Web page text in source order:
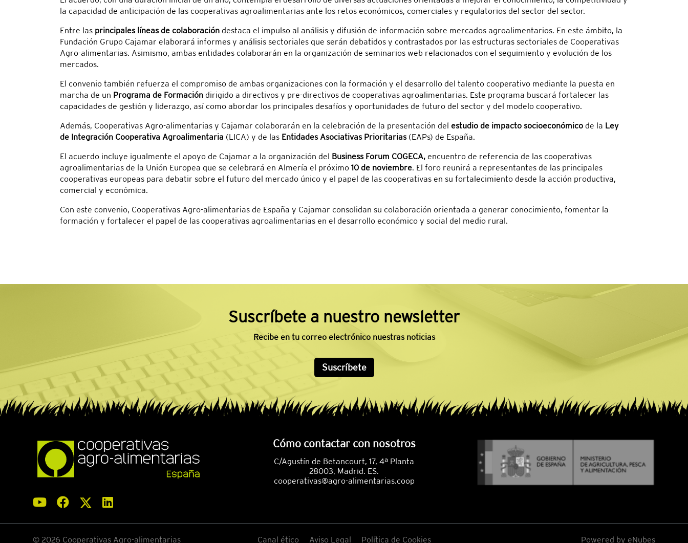
la capacidad de anticipación de las cooperativas agroalimentarias ante los retos económicos, comerciales y regulatorios del sector del sector.
Entre las principales líneas de colaboración destaca el impulso al análisis y difusión de información sobre mercados agroalimentarios. En este ámbito, la
Fundación Grupo Cajamar elaborará informes y análisis sectoriales que serán debatidos y contrastados por las estructuras sectoriales de Cooperativas
Agro-alimentarias. Asimismo, ambas entidades colaborarán en la organización de seminarios web relacionados con el seguimiento y evolución de los
mercados.
El convenio también refuerza el compromiso de ambas organizaciones con la formación y el desarrollo del talento cooperativo mediante la puesta en
marcha de un Programa de Formación dirigido a directivos y pre-directivos de cooperativas agroalimentarias. Este programa buscará fortalecer las
capacidades de gestión y liderazgo, así como abordar los principales desafíos y oportunidades de futuro del sector y del modelo cooperativo.
Además, Cooperativas Agro-alimentarias y Cajamar colaborarán en la celebración de la presentación del estudio de impacto socioeconómico de la Ley
de Integración Cooperativa Agroalimentaria (LICA) y de las Entidades Asociativas Prioritarias(EAPs) de España.
El acuerdo incluye igualmente el apoyo de Cajamar a la organización del Business Forum COGECA, encuentro de referencia de las cooperativas
agroalimentarias de la Unión Europea que se celebrará en Almería el próximo 10 de noviembre. El foro reunirá a representantes de las principales
cooperativas europeas para debatir sobre el futuro del mercado único y el papel de las cooperativas en su fortalecimiento desde la acción productiva,
comercial y económica.
Con este convenio, Cooperativas Agro-alimentarias de España y Cajamar consolidan su colaboración orientada a generar conocimiento, fomentar la
formación y fortalecer el papel de las cooperativas agroalimentarias en el desarrollo económico y social del medio rural.
Suscríbete a nuestro newsletter
Recibe en tu correo electrónico nuestras noticias
Suscríbete
Cómo contactar con nosotros
C/Agustín de Betancourt, 17, 4ª Planta
28003, Madrid. ES.
cooperativas@agro-alimentarias.coop
© 2026 Cooperativas Agro-alimentarias Canal ético Aviso Legal Política de Cookies Powered by eNubes